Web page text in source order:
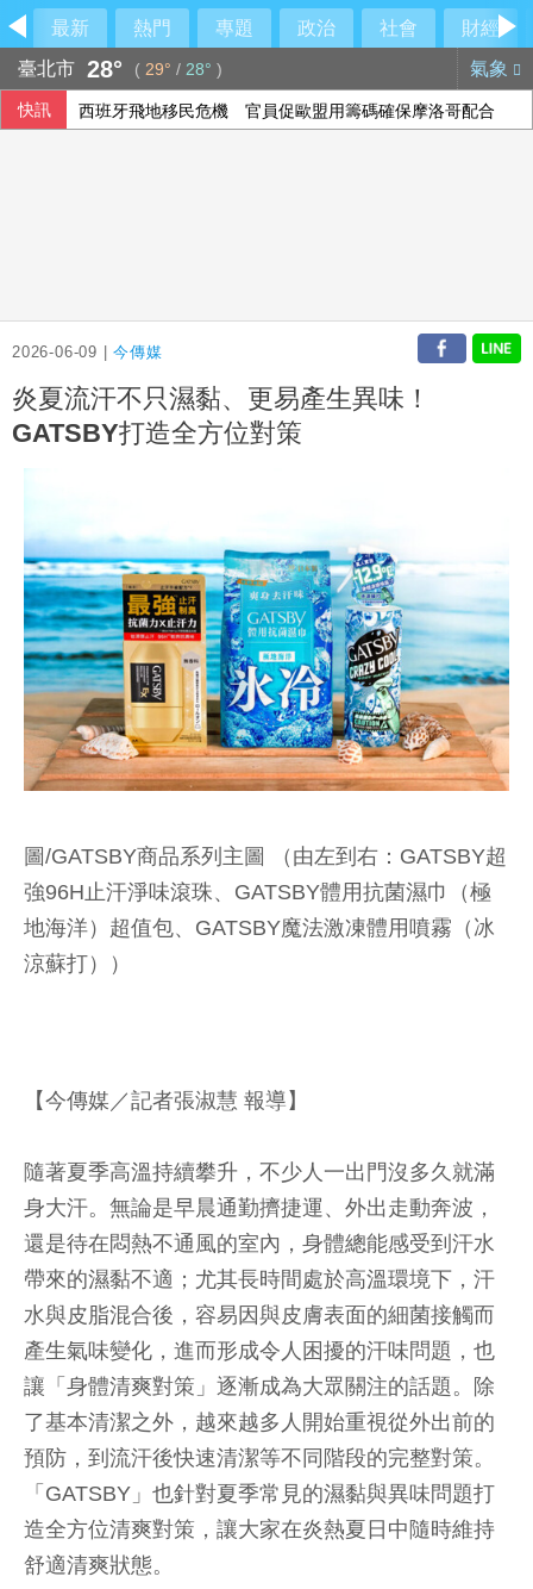
最新 熱門 專題 政治 社會
財經
臺北市 28° ( 29° / 28° ) 氣象
快訊 西班牙飛地移民危機 官員促歐盟用籌碼確保摩洛哥配合
2026-06-09 |今傳媒
炎夏流汗不只濕黏、更易產生異味！
GATSBY打造全方位對策
圖/GATSBY商品系列主圖 （由左到右：GATSBY超
強96H止汗淨味滾珠、GATSBY體用抗菌濕巾（極
地海洋）超值包、GATSBY魔法激凍體用噴霧（冰
涼蘇打））
【今傳媒／記者張淑慧 報導】
隨著夏季高溫持續攀升，不少人一出門沒多久就滿
身大汗。無論是早晨通勤擠捷運、外出走動奔波，
還是待在悶熱不通風的室內，身體總能感受到汗水
帶來的濕黏不適；尤其長時間處於高溫環境下，汗
水與皮脂混合後，容易因與皮膚表面的細菌接觸而
產生氣味變化，進而形成令人困擾的汗味問題，也
讓「身體清爽對策」逐漸成為大眾關注的話題。除
了基本清潔之外，越來越多人開始重視從外出前的
預防，到流汗後快速清潔等不同階段的完整對策。
「GATSBY」也針對夏季常見的濕黏與異味問題打
造全方位清爽對策，讓大家在炎熱夏日中隨時維持
舒適清爽狀態。